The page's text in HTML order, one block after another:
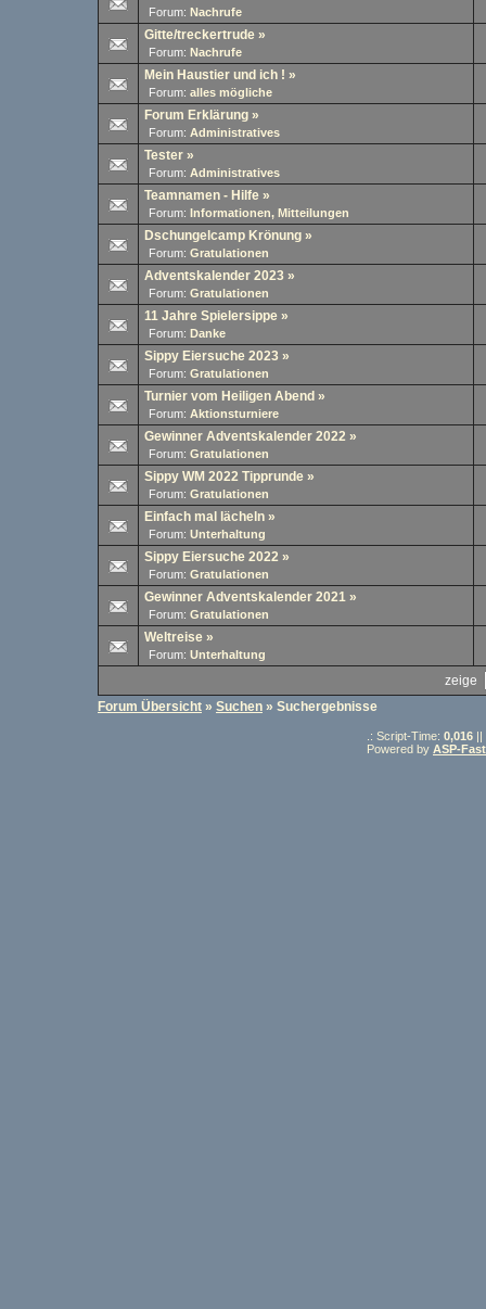
Forum: Nachrufe
Gitte/treckertrude »
Forum: Nachrufe
Mein Haustier und ich ! »
Forum: alles mögliche
Forum Erklärung »
Forum: Administratives
Tester »
Forum: Administratives
Teamnamen - Hilfe »
Forum: Informationen, Mitteilungen
Dschungelcamp Krönung »
Forum: Gratulationen
Adventskalender 2023 »
Forum: Gratulationen
11 Jahre Spielersippe »
Forum: Danke
Sippy Eiersuche 2023 »
Forum: Gratulationen
Turnier vom Heiligen Abend »
Forum: Aktionsturniere
Gewinner Adventskalender 2022 »
Forum: Gratulationen
Sippy WM 2022 Tipprunde »
Forum: Gratulationen
Einfach mal lächeln »
Forum: Unterhaltung
Sippy Eiersuche 2022 »
Forum: Gratulationen
Gewinner Adventskalender 2021 »
Forum: Gratulationen
Weltreise »
Forum: Unterhaltung
zeige
Forum Übersicht » Suchen » Suchergebnisse
.: Script-Time: 0,016 ||
Powered by ASP-